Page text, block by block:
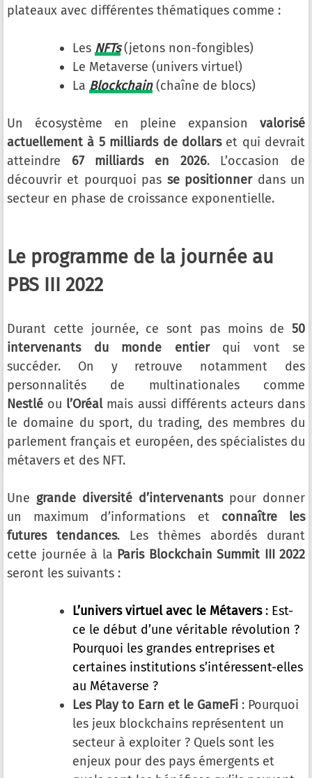
plateaux avec différentes thématiques comme :
Les NFTs(jetons non-fongibles)
Le Metaverse (univers virtuel)
La Blockchain(chaîne de blocs)
Un écosystème en pleine expansion valorisé
actuellement à 5 milliards de dollarset qui devrait
atteindre 67 milliards en 2026. L’occasion de
découvrir et pourquoi pas se positionnerdans un
secteur en phase de croissance exponentielle.
Le programme de la journée au
PBS III 2022
Durant cette journée, ce sont pas moins de 50
intervenants du monde entierqui vont se
succéder. On y retrouve notamment des
personnalités de multinationales comme
Nestlé ou l’Oréalmais aussi différents acteurs dans
le domaine du sport, du trading, des membres du
parlement français et européen, des spécialistes du
métavers et des NFT.
Une grande diversité d’intervenantspour donner
un maximum d’informations et connaître les
futures tendances. Les thèmes abordés durant
cette journée à la Paris Blockchain Summit III 2022
seront les suivants :
L’univers virtuel avec le Métavers: Est-
ce le début d’une véritable révolution ?
Pourquoi les grandes entreprises et
certaines institutions s’intéressent-elles
au Métaverse ?
Les Play to Earn et le GameFi : Pourquoi
les jeux blockchains représentent un
secteur à exploiter ? Quels sont les
enjeux pour des pays émergents et